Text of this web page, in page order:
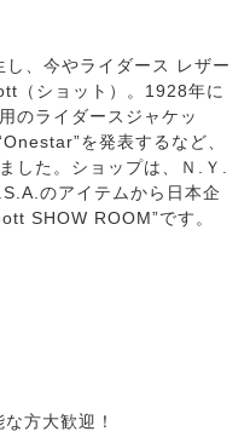
、今やライダース レザー
（ショット）。1928年に
のライダースジャケッ
を発表するなど、
した。ショップは、Ｎ.Ｙ.
のアイテムから日本企
SHOW ROOM”です。
方大歓迎！